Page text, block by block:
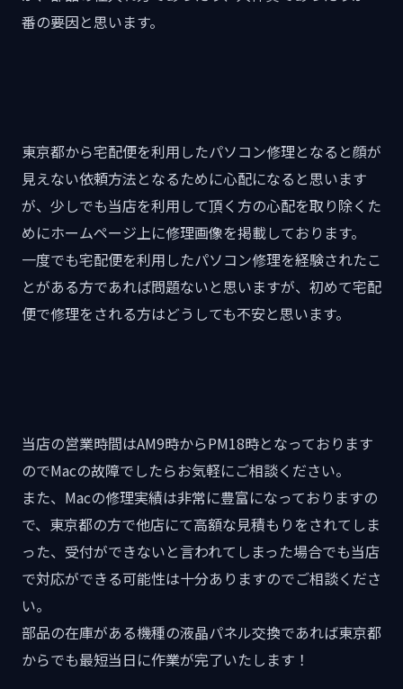
番の要因と思います。
東京都から宅配便を利用したパソコン修理となると顔が
見えない依頼方法となるために心配になると思います
が、少しでも当店を利用して頂く方の心配を取り除くた
めにホームページ上に修理画像を掲載しております。
一度でも宅配便を利用したパソコン修理を経験されたこ
とがある方であれば問題ないと思いますが、初めて宅配
便で修理をされる方はどうしても不安と思います。
当店の営業時間はAM9時からPM18時となっております
のでMacの故障でしたらお気軽にご相談ください。
また、Macの修理実績は非常に豊富になっておりますの
で、東京都の方で他店にて高額な見積もりをされてしま
った、受付ができないと言われてしまった場合でも当店
で対応ができる可能性は十分ありますのでご相談くださ
い。
部品の在庫がある機種の液晶パネル交換であれば東京都
からでも最短当日に作業が完了いたします！